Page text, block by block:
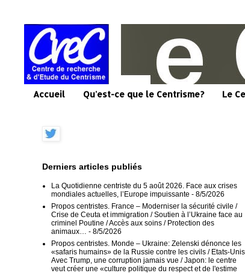
Accueil Qu'est-ce que le Centrisme? Le
Derniers articles publiés
La Quotidienne centriste du 5 août 2026. Face aux crises
mondiales actuelles, l’Europe impuissante - 8/5/2026
Propos centristes. France – Moderniser la sécurité civile /
Crise de Ceuta et immigration / Soutien à l’Ukraine face au
criminel Poutine / Accès aux soins / Protection des
animaux…
- 8/5/2026
Propos centristes. Monde – Ukraine: Zelenski dénonce les
«safaris humains» de la Russie contre les civils / Etats-
Avec Trump, une corruption jamais vue / Japon: le centre
veut créer une «culture politique du respect et de l'estime